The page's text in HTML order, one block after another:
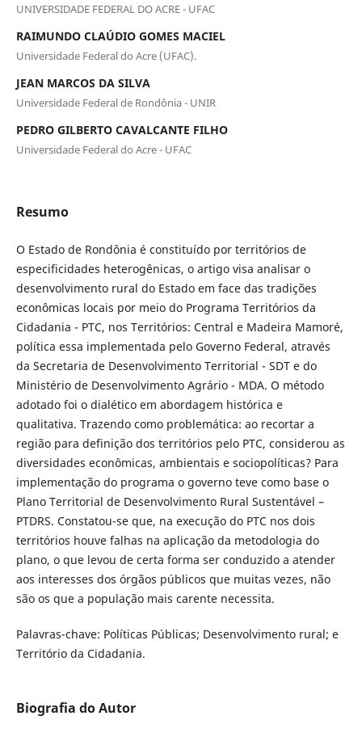
UNIVERSIDADE FEDERAL DO ACRE - UFAC
RAIMUNDO CLAÚDIO GOMES MACIEL
Universidade Federal do Acre (UFAC).
JEAN MARCOS DA SILVA
Universidade Federal de Rondônia - UNIR
PEDRO GILBERTO CAVALCANTE FILHO
Universidade Federal do Acre - UFAC
Resumo
O Estado de Rondônia é constituído por territórios de
especificidades heterogênicas, o artigo visa analisar o
desenvolvimento rural do Estado em face das tradições
econômicas locais por meio do Programa Territórios da
Cidadania - PTC, nos Territórios: Central e Madeira Mamoré,
política essa implementada pelo Governo Federal, através
da Secretaria de Desenvolvimento Territorial - SDT e do
Ministério de Desenvolvimento Agrário - MDA. O método
adotado foi o dialético em abordagem histórica e
qualitativa. Trazendo como problemática: ao recortar a
região para definição dos territórios pelo PTC, considerou as
diversidades econômicas, ambientais e sociopolíticas? Para
implementação do programa o governo teve como base o
Plano Territorial de Desenvolvimento Rural Sustentável –
PTDRS. Constatou-se que, na execução do PTC nos dois
territórios houve falhas na aplicação da metodologia do
plano, o que levou de certa forma ser conduzido a atender
aos interesses dos órgãos públicos que muitas vezes, não
são os que a população mais carente necessita.
Palavras-chave: Políticas Públicas; Desenvolvimento rural; e
Território da Cidadania.
Biografia do Autor